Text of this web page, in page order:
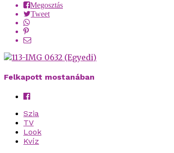
Megosztás
Tweet
Felkapott mostanában
Szia
TV
Look
Kvíz